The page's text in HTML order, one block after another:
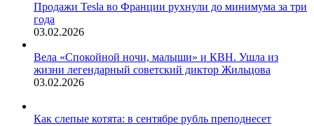
Продажи Tesla во Франции рухнули до минимума за три
года
03.02.2026
Вела «Спокойной ночи, малыши» и КВН. Ушла из
жизни легендарный советский диктор Жильцова
03.02.2026
Как слепые котята: в сентябре рубль преподнесет